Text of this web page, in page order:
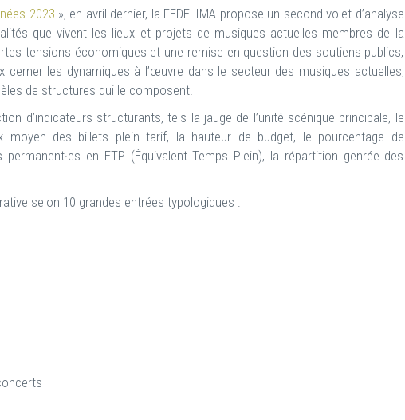
2023 », en avril dernier, la FEDELIMA propose un second volet d’analyse
que vivent les lieux et projets de musiques actuelles membres de la
tensions économiques et une remise en question des soutiens publics,
cerner les dynamiques à l’œuvre dans le secteur des musiques actuelles,
de structures qui le composent.
d’indicateurs structurants, tels la jauge de l’unité scénique principale, le
moyen des billets plein tarif, la hauteur de budget, le pourcentage de
en ETP (Équivalent Temps Plein), la répartition genrée des
selon 10 grandes entrées typologiques :